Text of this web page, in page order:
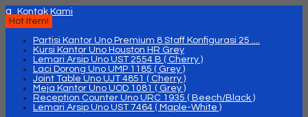
q
Kontak Kami
Hot Item!
Partisi Kantor Uno Premium 8 Staff Konfigurasi 25 ....
Kursi Kantor Uno Houston HR Grey
Lemari Arsip Uno UST 2554 B ( Cherry )
Laci Dorong Uno UMP 1185 ( Grey )
Joint Table Uno UJT 4851 ( Cherry )
Meja Kantor Uno UOD 1081 ( Grey )
Reception Counter Uno URC 1935 ( Beech/Black )
Lemari Arsip Uno UST 7464 ( Maple-White )